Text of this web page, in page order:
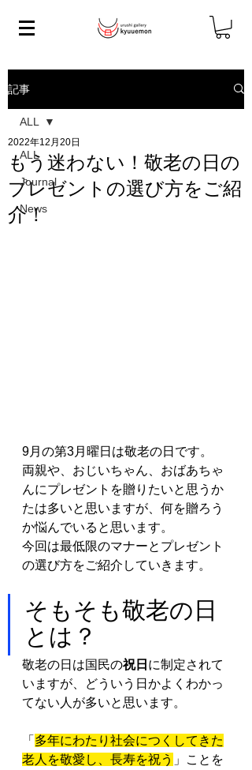
記事
ALL
Journal
News
ALL
もう迷わない！敬老の日の
プレゼントの選び方をご紹
介！
2022年12月20日
9月の第3月曜日は敬老の日です。
両親や、おじいちゃん、おばあちゃ
んにプレゼントを贈りたいと思うか
たは多いと思いますが、何を贈ろう
か悩んでいると思います。
今回は最低限のマナーとプレゼント
の選び方をご紹介していきます。
そもそも敬老の日
とは？
敬老の日は国民の祝日 に制定されて
いますが、どういう日かよくわかっ
てない人が多いと思います。
「 多年にわたり社会につくしてきた
老人を敬愛し、長寿を祝う 」ことを